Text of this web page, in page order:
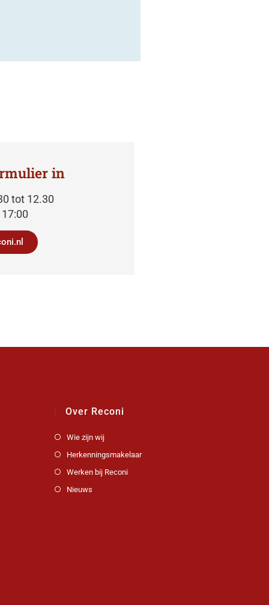
in
tot 12.30
Over Reconi
Wie zijn wij
Herkenningsmakelaar
Werken bij Reconi
Nieuws